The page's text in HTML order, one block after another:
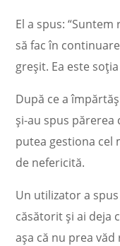
El a spus:
să fac în
greșit. Ea este
După ce a
și-au spus
putea gestiona cel
de nefericită.
Un utilizator a
căsătorit și ai deja
așa că nu prea